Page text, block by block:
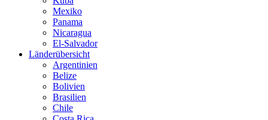
Mexiko
Panama
Nicaragua
El-Salvador
Länderübersicht
Argentinien
Belize
Bolivien
Brasilien
Chile